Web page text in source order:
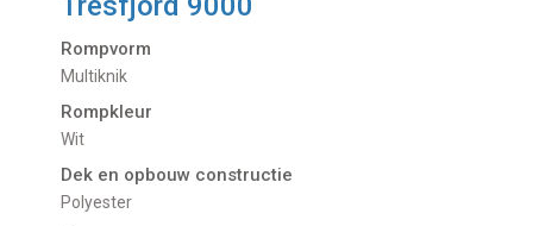
Rompvorm
Multiknik
Rompkleur
Wit
Dek en opbouw constructie
Polyester